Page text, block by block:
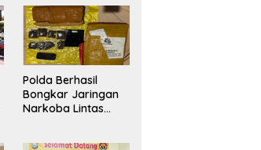
Polda Berhasil
Bongkar Jaringan
Narkoba Lintas